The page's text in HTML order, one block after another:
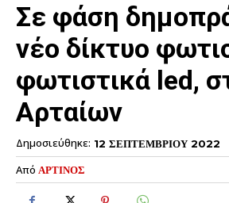
Σε φάση
νέο δίκτυο
φωτιστικά led,
Αρταίων
Δημοσιεύθηκε: 12 ΣΕΠΤΕΜΒΡΙΟΥ 2022
Από ΑΡΤΙΝΟΣ